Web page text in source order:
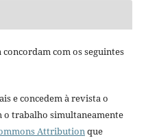
com os seguintes
e concedem à revista o
trabalho simultaneamente
Attributionque